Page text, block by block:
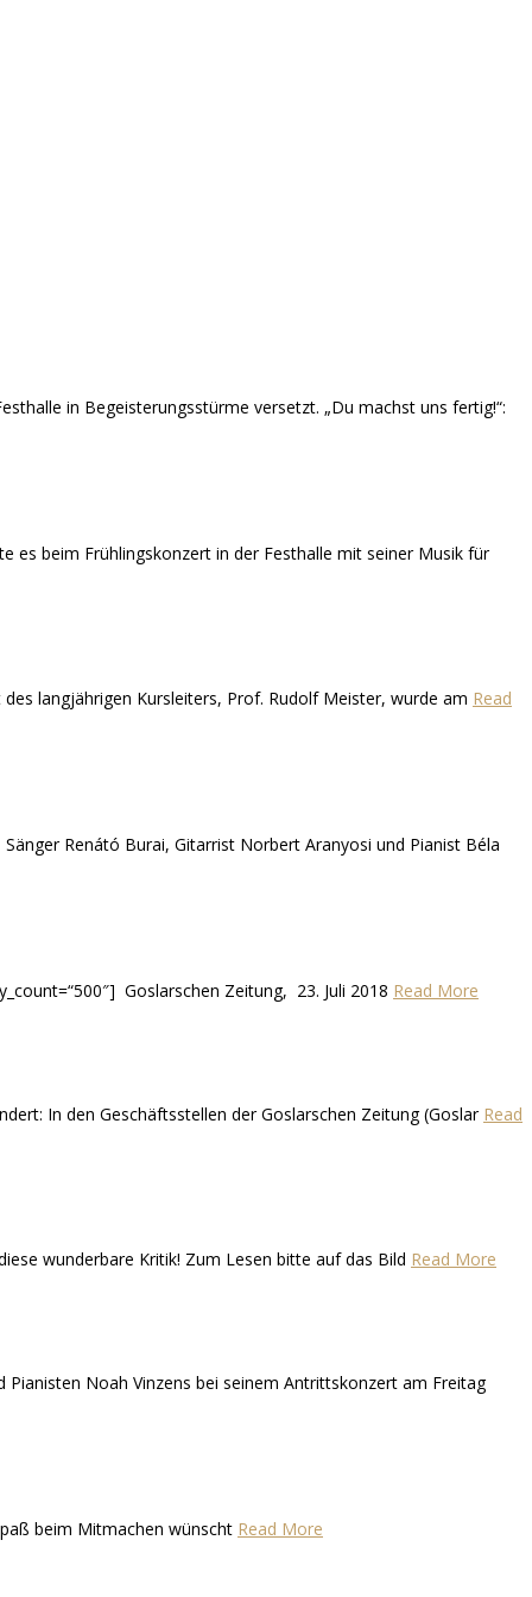
in Begeisterungsstürme versetzt. „Du machst uns fertig!“:
es beim Frühlingskonzert in der Festhalle mit seiner Musik für
langjährigen Kursleiters, Prof. Rudolf Meister, wurde am Read
Renátó Burai, Gitarrist Norbert Aranyosi und Pianist Béla
Goslarschen Zeitung, 23. Juli 2018 Read More
In den Geschäftsstellen der Goslarschen Zeitung (Goslar Read
wunderbare Kritik! Zum Lesen bitte auf das Bild Read More
Pianisten Noah Vinzens bei seinem Antrittskonzert am Freitag
beim Mitmachen wünscht Read More